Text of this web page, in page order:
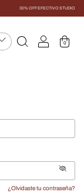
30% OFF EFECTIVO STUDIO
0
¿Olvidaste tu contraseña?